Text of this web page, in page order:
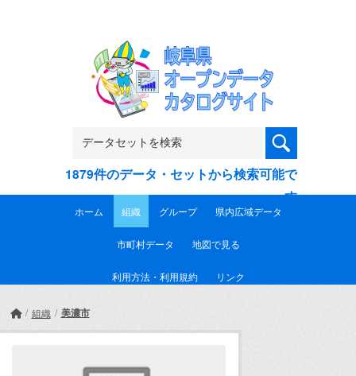
1879件のデータ・セットから検索可能で
す
ホーム 組織 グループ 県内広域データ
市町村データ 地図で見る
利用方法・利用規約 リンク
組織 美濃市